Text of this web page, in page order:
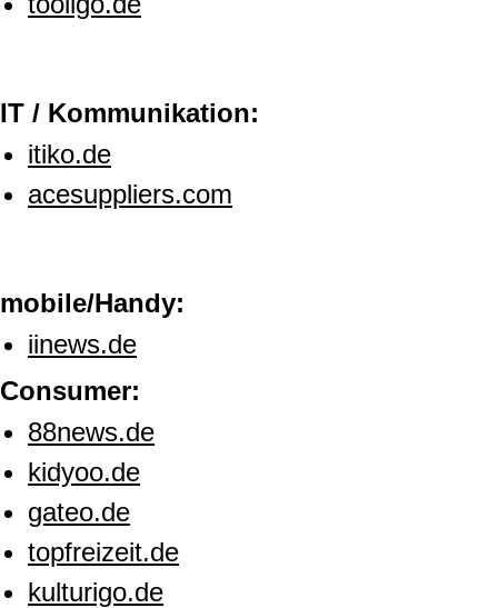
IT / Kommunikation:
itiko.de
acesuppliers.com
mobile/Handy:
iinews.de
Consumer:
88news.de
kidyoo.de
gateo.de
topfreizeit.de
kulturigo.de